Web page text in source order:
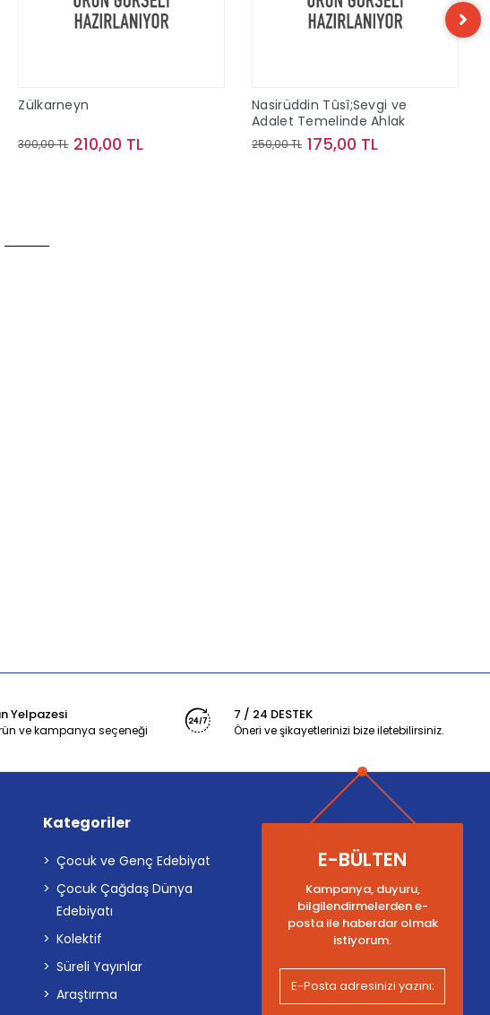
Zülkarneyn
300,00 TL 210,00 TL
Nasirüddin Tûsî;Sevgi ve
Adalet Temelinde Ahlak
250,00 TL 175,00 TL
Yelpazesi
ve kampanya seçeneği
7 / 24 DESTEK
Öneri ve şikayetlerinizi bize iletebilirsiniz.
Kategoriler
Çocuk ve Genç Edebiyat
Çocuk Çağdaş Dünya
Edebiyatı
Kolektif
Süreli Yayınlar
Araştırma
E-BÜLTEN
Kampanya, duyuru,
bilgilendirmelerden e-
posta ile haberdar olmak
istiyorum.